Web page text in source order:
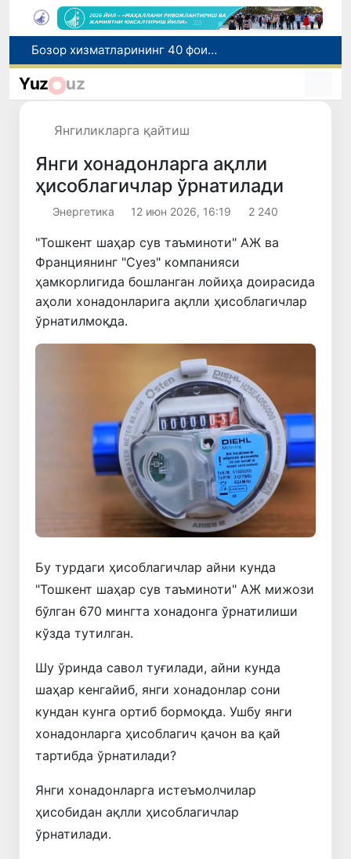
Бозор хизматларининг 40 фоиздан ортиғи пойтахт ҳиссасига тўғри келмоқда
“Мен таниган Ўзбекистон!”
Yuz uz
Янгиликларга қайтиш
Янги хонадонларга ақлли
ҳисоблагичлар ўрнатилади
Энергетика 12 июн 2026, 16:19 2 240
"Тошкент шаҳар сув таъминоти" АЖ ва
Франциянинг "Суез" компанияси
ҳамкорлигида бошланган лойиҳа доирасида
аҳоли хонадонларига ақлли ҳисоблагичлар
ўрнатилмоқда.
Бу турдаги ҳисоблагичлар айни кунда
"Тошкент шаҳар сув таъминоти" АЖ мижози
бўлган 670 мингта хонадонга ўрнатилиши
кўзда тутилган.
Шу ўринда савол туғилади, айни кунда
шаҳар кенгайиб, янги хонадонлар сони
кундан кунга ортиб бормоқда. Ушбу янги
хонадонларга ҳисоблагич қачон ва қай
тартибда ўрнатилади?
Янги хонадонларга истеъмолчилар
ҳисобидан ақлли ҳисоблагичлар
ўрнатилади.